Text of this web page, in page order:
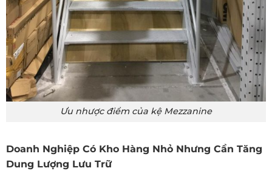
Ưu nhược điểm của kệ Mezzanine
Doanh Nghiệp Có Kho Hàng Nhỏ Nhưng Cần Tăng
Dung Lượng Lưu Trữ